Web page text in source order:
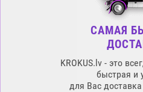
САМАЯ
KROKUS.lv - это
быстрая и
для Вас